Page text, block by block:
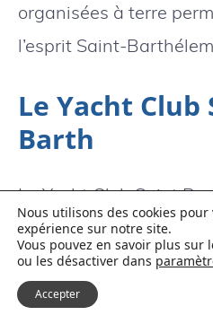
organisées à terre
l’esprit Saint-
Le Yacht Club
Barth
Le Yacht Club Saint
dynamique en prenant
et en organisant
évènements comme la
Nous utilisons des cookies
expérience sur notre site.
Vous pouvez en savoir plus sur
ou les désactiver dans
Accepter